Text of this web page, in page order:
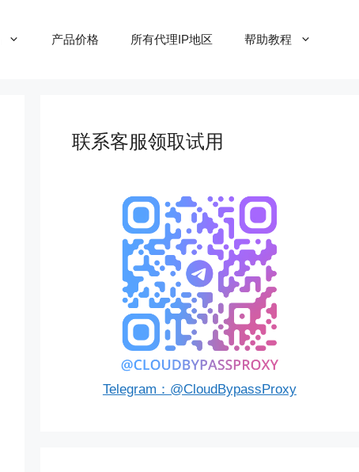
产品价格 所有代理IP地区 帮助教程
联系客服领取试用
Telegram：@CloudBypassProxy